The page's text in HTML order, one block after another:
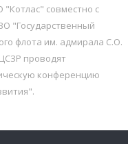
"Котлас" совместно с
"Государственный
флота им. адмирала С.О.
проводят
конференцию